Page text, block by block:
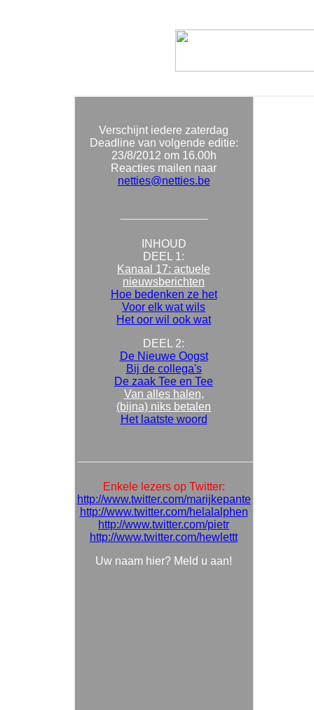
Verschijnt iedere zaterdag
Deadline van volgende editie:
23/8/2012 om 16.00h
Reacties mailen naar
netties@netties.be
INHOUD
DEEL 1:
Kanaal 17: actuele
nieuwsberichten
Hoe bedenken ze het
Voor elk wat wils
Het oor wil ook wat
DEEL 2:
De Nieuwe Oogst
Bij de collega's
De zaak Tee en Tee
Van alles halen,
(bijna) niks betalen
Het laatste woord
Enkele lezers op Twitter:
http://www.twitter.com/marijkepante
http://www.twitter.com/helalalphen
http://www.twitter.com/pietr
http://www.twitter.com/hewlettt
Uw naam hier? Meld u aan!